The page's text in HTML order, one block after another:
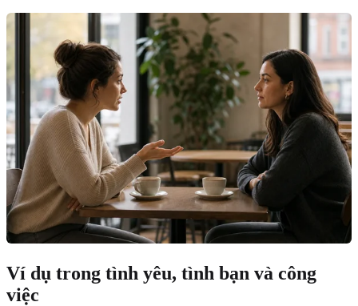
Ví dụ trong tình yêu, tình bạn và công
việc